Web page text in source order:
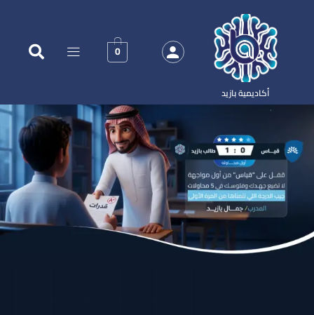
أكاديمية بازيد
0